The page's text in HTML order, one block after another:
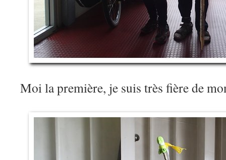
Moi la première, je suis très fière de